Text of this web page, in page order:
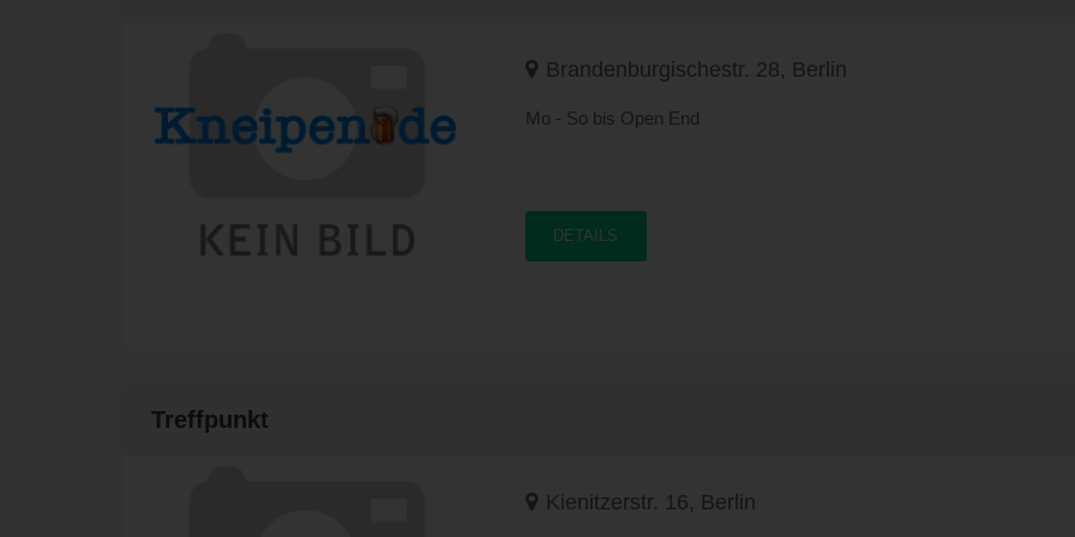
unserer Webseite. Wir freuen uns auf Ihren Besuch... Info- und
Reservierungshotline Tel: 030 / 88 33 912
Brandenburgischestr. 28, Berlin
Mo - So bis Open End
DETAILS
Treffpunkt
Kienitzerstr. 16, Berlin